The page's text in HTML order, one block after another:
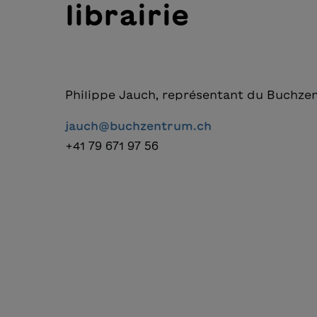
librairie
Philippe Jauch, représentant du
jauch@buchzentrum.ch
+41 79 671 97 56